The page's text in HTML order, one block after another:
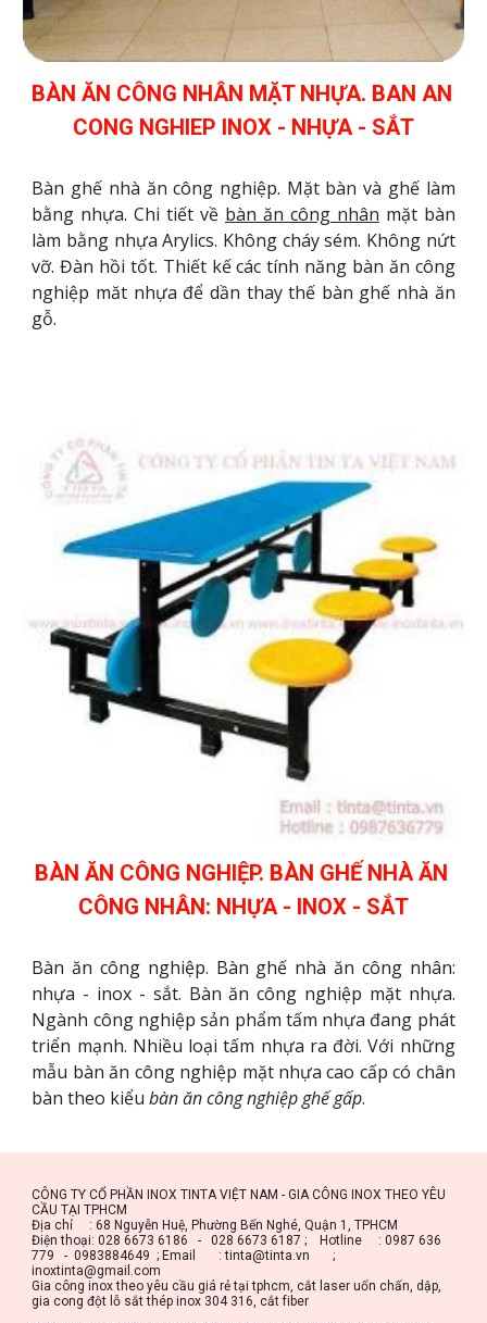
BÀN ĂN CÔNG NHÂN MẶT NHỰA. BAN AN
CONG NGHIEP INOX - NHỰA - SẮT
Bàn ghế nhà ăn công nghiệp. Mặt bàn và ghế làm
bằng nhựa. Chi tiết về bàn ăn công nhân mặt bàn
làm bằng nhựa Arylics. Không cháy sém. Không nứt
vỡ. Đàn hồi tốt. Thiết kế các tính năng bàn ăn công
nghiệp măt nhựa để dần thay thế bàn ghế nhà ăn
gỗ.
BÀN ĂN CÔNG NGHIỆP. BÀN GHẾ NHÀ ĂN
CÔNG NHÂN: NHỰA - INOX - SẮT
Bàn ăn công nghiệp. Bàn ghế nhà ăn công nhân:
nhựa - inox - sắt. Bàn ăn công nghiệp mặt nhựa.
Ngành công nghiệp sản phẩm tấm nhựa đang phát
triển mạnh. Nhiều loại tấm nhựa ra đời. Với những
mẫu bàn ăn công nghiệp mặt nhựa cao cấp có chân
bàn theo kiểubàn ăn công nghiệp ghế gấp.
CÔNG TY CỔ PHẦN INOX TINTA VIỆT NAM - GIA CÔNG INOX THEO YÊU
CẦU TẠI TPHCM
Địa chỉ     : 68 Nguyễn Huệ, Phường Bến Nghé, Quận 1, TPHCM
Điện thoại: 028 6673 6186   -   028 6673 6187 ;    Hotline     : 0987 636
779   -  0983884649  ; Email       : tinta@tinta.vn       ;
inoxtinta@gmail.com
Gia công inox theo yêu cầu giá rẻ tại tphcm, cắt laser uốn chấn, dập,
gia cong đột lỗ sắt thép inox 304 316, cắt fiber